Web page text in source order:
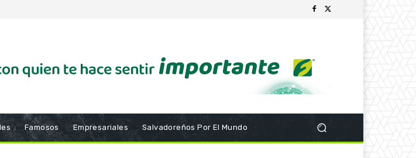
Famosos Empresariales Salvadoreños Por El Mundo